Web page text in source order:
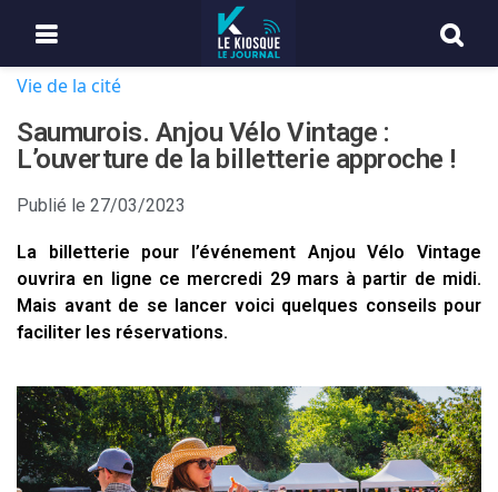
Vie de la cité
Saumurois. Anjou Vélo Vintage :
L’ouverture de la billetterie approche !
Publié le 27/03/2023
La billetterie pour l’événement Anjou Vélo Vintage
ouvrira en ligne ce mercredi 29 mars à partir de midi.
Mais avant de se lancer voici quelques conseils pour
faciliter les réservations.